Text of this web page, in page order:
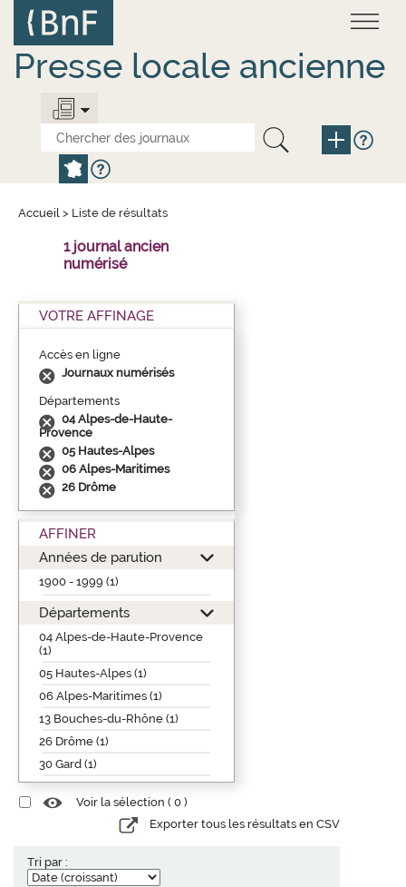
contenu
principal
Presse locale ancienne
Accueil > Liste de résultats
1 journal ancien
numérisé
VOTRE AFFINAGE
Accès en ligne
Journaux numérisés
Départements
04 Alpes-de-Haute-
Provence
05 Hautes-Alpes
06 Alpes-Maritimes
26 Drôme
AFFINER
Années de parution
1900 - 1999 (1)
Départements
04 Alpes-de-Haute-Provence
(1)
05 Hautes-Alpes (1)
06 Alpes-Maritimes (1)
13 Bouches-du-Rhône (1)
26 Drôme (1)
30 Gard (1)
Voir la sélection ( 0 )
Exporter tous les résultats en CSV
Tri par :
Panneau de gestion des cookies